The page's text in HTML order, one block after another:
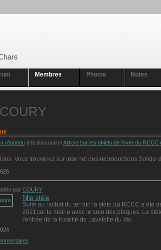
Membres Photos Notes
a réponduà la discussionArticle sur les objets de foyer du RCCC
Vous trouverez sur internet des reproductions Solido
par COURY
Nlle stèle
Suite au rachat du terrain la stèle du RCCC a été
2021par la mairie avec le soin des plaques. La
l'entrée de la localité de Lavalette du Var.